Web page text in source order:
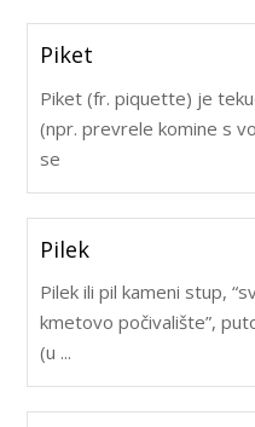
Piket
Piket (fr. piquette) je
(npr. prevrele komine s
se
Pilek
Pilek ili pil kameni stup,
kmetovo počivalište”,
(u ...